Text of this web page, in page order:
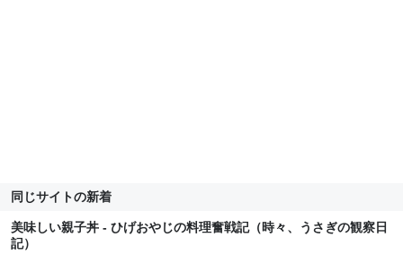
同じサイトの新着
美味しい親子丼 - ひげおやじの料理奮戦記（時々、うさぎの観察日
記）